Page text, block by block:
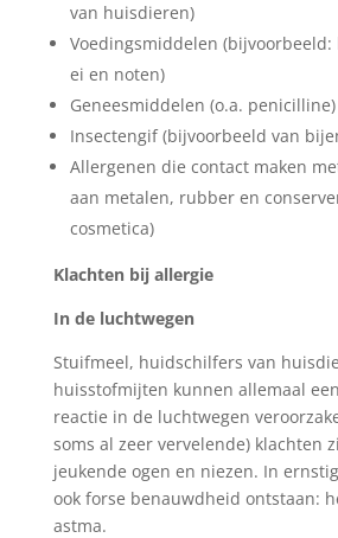
van huisdieren)
Voedingsmiddelen (bijvoorbeeld:
ei en noten)
Geneesmiddelen (o.a. penicilline)
Insectengif (bijvoorbeeld van
Allergenen die contact maken
aan metalen, rubber en
cosmetica)
Klachten bij allergie
In de luchtwegen
Stuifmeel, huidschilfers van
huisstofmijten kunnen allemaal
reactie in de luchtwegen
soms al zeer vervelende) klachten
jeukende ogen en niezen. In
ook forse benauwdheid ontstaan:
astma.